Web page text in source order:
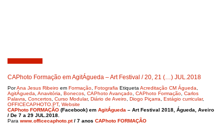
CAPhoto Formação em AgitÁgueda – Art Festival / 20, 21 (…) JUL.2018
PorAna Jesus Ribeiro em Formação Fotografia Etiqueta Acreditação CM Águeda
AgitÁgueda Anavitória Bonecos CAPhoto Avançado CAPhoto Formação Carlos
Palavra
Concertos Curso Modular, Diário de Aveiro Diogo Piçarra Estágio curricular,
OFFICECAPHOTO.PT, Website
CAPhoto FORMAÇÃO (Facebook) em AgitÁgueda – Art Festival 2018, Águeda, Aveiro
/ De 7 a 29 JUL.2018.
Para www.officecaphoto.pt/ 7 anos CAPhoto FORMAÇÃO